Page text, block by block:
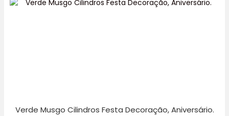
Verde Musgo Cilindros Festa Decoração, Aniversário.